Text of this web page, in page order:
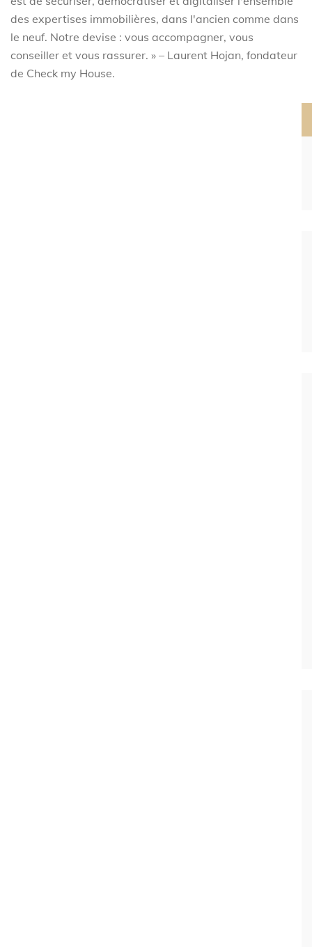
des expertises immobilières, dans l'ancien comme dans
le neuf. Notre devise : vous accompagner, vous
conseiller et vous rassurer. » – Laurent Hojan, fondateur
de Check my House.